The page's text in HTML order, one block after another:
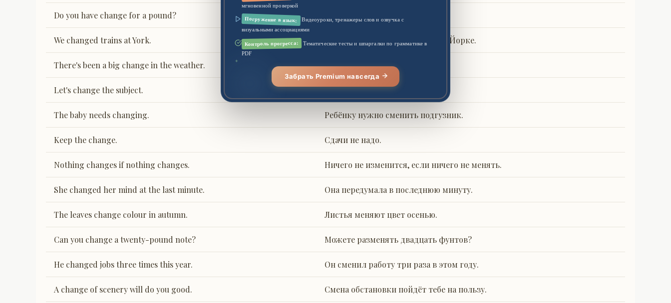
✦
мгновенной проверкой
Погружение в язык:
Видеоуроки, тренажеры слов и озвучка с
визуальными ассоциациями
Контроль прогресса:
Тематические тесты и шпаргалки по грамматике в
PDF
Забрать Premium навсегда
Do you have change for a pound?
We changed trains at York. Мы пересели на другой поезд в Йорке.
There's been a big change in the weather. Погода сильно изменилась.
Let's change the subject. Давай сменим тему.
The baby needs changing. Ребёнку нужно сменить подгузник.
Keep the change. Сдачи не надо.
Nothing changes if nothing changes. Ничего не изменится, если ничего не менять.
She changed her mind at the last minute. Она передумала в последнюю минуту.
The leaves change colour in autumn. Листья меняют цвет осенью.
Can you change a twenty-pound note? Можете разменять двадцать фунтов?
He changed jobs three times this year. Он сменил работу три раза в этом году.
A change of scenery will do you good. Смена обстановки пойдёт тебе на пользу.